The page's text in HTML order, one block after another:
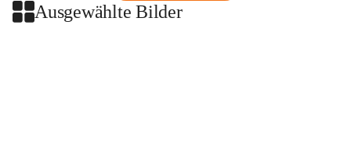
Ausgewählte Bilder